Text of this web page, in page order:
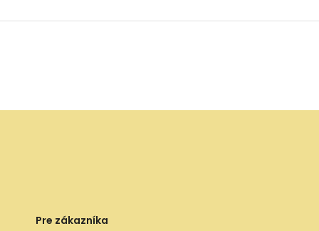
Pre zákazníka